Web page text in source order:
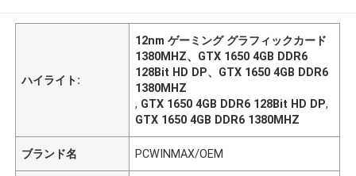
ハイライト:
12nm ゲーミング グラフィックカード
1380MHZ、GTX 1650 4GB DDR6
128Bit HD DP、GTX 1650 4GB DDR6
1380MHZ
, GTX 1650 4GB DDR6 128Bit HD DP,
GTX 1650 4GB DDR6 1380MHZ
ブランド名 PCWINMAX/OEM